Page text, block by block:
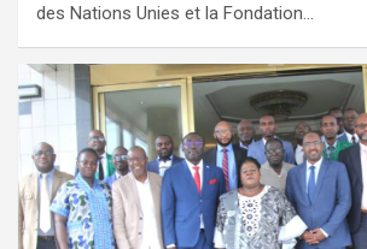
des Nations Unies et la Fondation…